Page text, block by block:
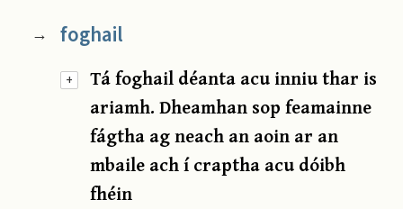
+
→ foghail
Tá foghail déanta acu inniu thar is
ariamh. Dheamhan sop feamainne
fágtha ag neach an aoin ar an
mbaile ach í craptha acu dóibh
fhéin